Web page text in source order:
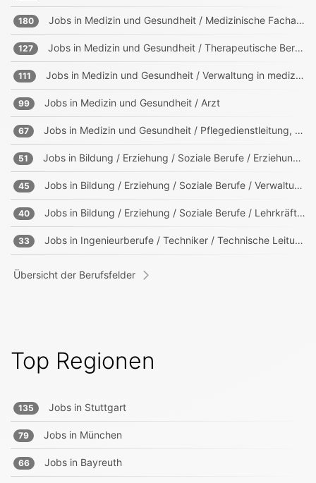
180 Jobs in Medizin und Gesundheit / Medizinische Fachangestellte, Sanitäter
127 Jobs in Medizin und Gesundheit / Therapeutische Berufe
111 Jobs in Medizin und Gesundheit / Verwaltung in medizinischen Einrichtungen
99 Jobs in Medizin und Gesundheit / Arzt
67 Jobs in Medizin und Gesundheit / Pflegedienstleitung, Heimleitung
51 Jobs in Bildung / Erziehung / Soziale Berufe / Erziehung, Sozialpädagogik
45 Jobs in Bildung / Erziehung / Soziale Berufe / Verwaltung in Bildungs- und sozialen Einrichtungen
40 Jobs in Bildung / Erziehung / Soziale Berufe / Lehrkräfte, Trainer, Ausbilder
33 Jobs in Ingenieurberufe / Techniker / Technische Leitung, Projektleitung
Übersicht der Berufsfelder
Top Regionen
135 Jobs in Stuttgart
79 Jobs in München
66 Jobs in Bayreuth